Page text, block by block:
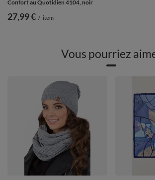
Confort au Quotidien 4104, noir
27,99 € / item
Vous pourriez